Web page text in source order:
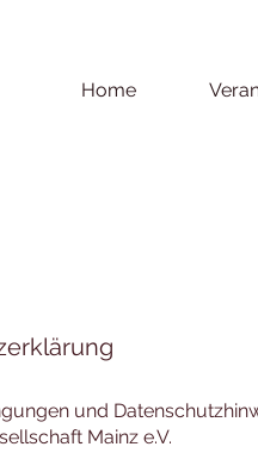
Home
und
Mainz e.V.